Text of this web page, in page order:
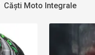
Căști Moto Integrale